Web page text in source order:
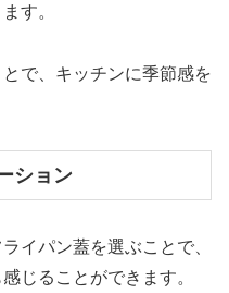
す。
で、キッチンに季節感を
ション
イパン蓋を選ぶことで、
じることができます。